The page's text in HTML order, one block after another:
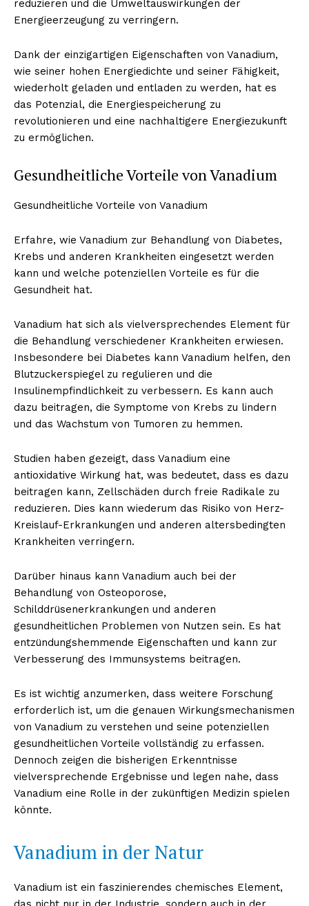
Erhalte unseren
kostenlosen Newsletter
reduzieren und die Umweltauswirkungen der
Energieerzeugung zu verringern.
Dank der einzigartigen Eigenschaften von Vanadium,
wie seiner hohen Energiedichte und seiner Fähigkeit,
wiederholt geladen und entladen zu werden, hat es
das Potenzial, die Energiespeicherung zu
revolutionieren und eine nachhaltigere Energiezukunft
zu ermöglichen.
Gesundheitliche Vorteile von Vanadium
Gesundheitliche Vorteile von Vanadium
Erfahre, wie Vanadium zur Behandlung von Diabetes,
Krebs und anderen Krankheiten eingesetzt werden
kann und welche potenziellen Vorteile es für die
Gesundheit hat.
Vanadium hat sich als vielversprechendes Element für
die Behandlung verschiedener Krankheiten erwiesen.
Insbesondere bei Diabetes kann Vanadium helfen, den
Blutzuckerspiegel zu regulieren und die
Insulinempfindlichkeit zu verbessern. Es kann auch
dazu beitragen, die Symptome von Krebs zu lindern
und das Wachstum von Tumoren zu hemmen.
Studien haben gezeigt, dass Vanadium eine
antioxidative Wirkung hat, was bedeutet, dass es dazu
beitragen kann, Zellschäden durch freie Radikale zu
reduzieren. Dies kann wiederum das Risiko von Herz-
Kreislauf-Erkrankungen und anderen altersbedingten
Krankheiten verringern.
Darüber hinaus kann Vanadium auch bei der
Behandlung von Osteoporose,
Schilddrüsenerkrankungen und anderen
gesundheitlichen Problemen von Nutzen sein. Es hat
entzündungshemmende Eigenschaften und kann zur
Verbesserung des Immunsystems beitragen.
Es ist wichtig anzumerken, dass weitere Forschung
erforderlich ist, um die genauen Wirkungsmechanismen
von Vanadium zu verstehen und seine potenziellen
gesundheitlichen Vorteile vollständig zu erfassen.
Dennoch zeigen die bisherigen Erkenntnisse
vielversprechende Ergebnisse und legen nahe, dass
Vanadium eine Rolle in der zukünftigen Medizin spielen
könnte.
Vanadium in der Natur
Vanadium ist ein faszinierendes chemisches Element,